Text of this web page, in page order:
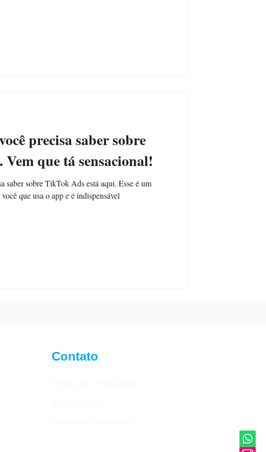
precisa saber sobre
que tá sensacional!
saber sobre TikTok Ads está aqui. Esse é um
que usa o app e é indispensável
Contato